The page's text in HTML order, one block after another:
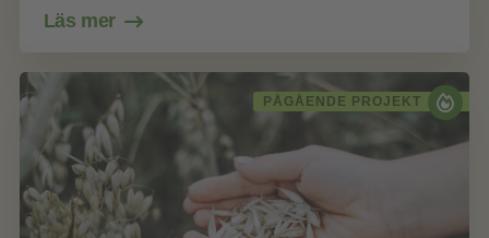
Läs mer
PÅGÅENDE PROJEKT